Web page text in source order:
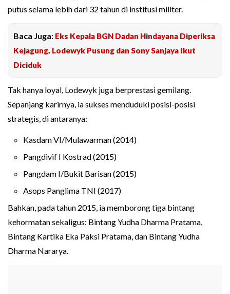
putus selama lebih dari 32 tahun di institusi militer.
Baca Juga: Eks Kepala BGN Dadan Hindayana Diperiksa
Kejagung, Lodewyk Pusung dan Sony Sanjaya Ikut
Diciduk
Tak hanya loyal, Lodewyk juga berprestasi gemilang.
Sepanjang karirnya, ia sukses menduduki posisi-posisi
strategis, di antaranya:
Kasdam VI/Mulawarman (2014)
Pangdivif I Kostrad (2015)
Pangdam I/Bukit Barisan (2015)
Asops Panglima TNI (2017)
Bahkan, pada tahun 2015, ia memborong tiga bintang
kehormatan sekaligus: Bintang Yudha Dharma Pratama,
Bintang Kartika Eka Paksi Pratama, dan Bintang Yudha
Dharma Nararya.